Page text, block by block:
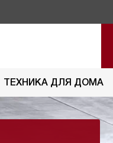
ТЕХНИКА ДЛЯ ДОМА